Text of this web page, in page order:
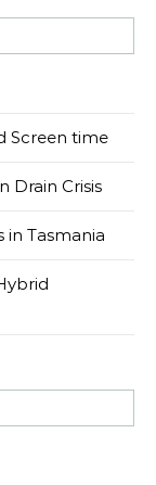
Screen time
Drain Crisis
Tasmania